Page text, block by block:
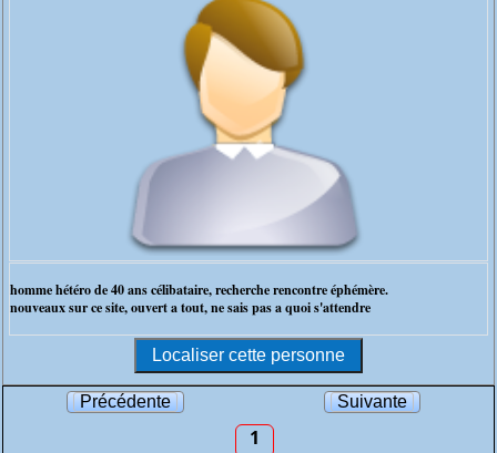
homme hétéro de 40 ans célibataire, recherche rencontre éphémère.
nouveaux sur ce site, ouvert a tout, ne sais pas a quoi s'attendre
Précédente Suivante
1